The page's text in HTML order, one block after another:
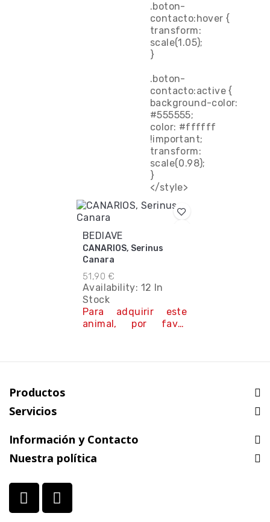
.boton-
contacto:hover {
transform:
scale(1.05);
}
.boton-
contacto:active {
background-color:
#555555;
color: #ffffff
!important;
transform:
scale(0.98);
}
</style>
BEDIAVE
CANARIOS, Serinus
Canara
51,90 €
Availability: 12 In
Stock
Para adquirir este
animal, por favor
Productos
Servicios
Información y Contacto
Nuestra política